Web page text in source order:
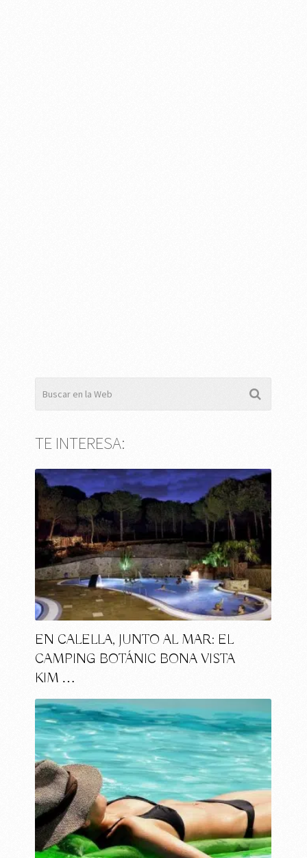
TE INTERESA:
EN CALELLA, JUNTO AL MAR: EL
CAMPING BOTÁNIC BONA VISTA
KIM …